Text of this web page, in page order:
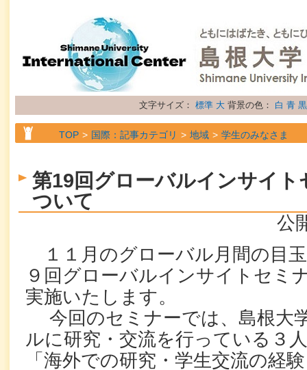
文字サイズ： 標準 大 背景の色： 白 青 黒
TOP 国際：記事カテゴリ 地域 学生のみなさま
TOP 国際：記事カテゴリ 属性 お知らせ
第19回グローバルインサイト
ついて
公
１１月のグローバル月間の目
９回グローバルインサイトセミ
実施いたします。
今回のセミナーでは、島根大
ルに研究・交流を行っている３
「海外での研究・学生交流の経